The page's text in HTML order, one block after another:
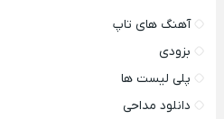
آهنگ های تاپ
بزودی
پلی لیست ها
دانلود مداحی